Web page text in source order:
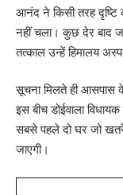
आनंद ने किसी तरह दृष्टि
नहीं चला। कुछ देर बाद
तत्काल उन्हें हिमालय
सूचना मिलते ही आसपास
इस बीच डोईवाला
सबसे पहले दो घर जो खतरे
जाएगी।